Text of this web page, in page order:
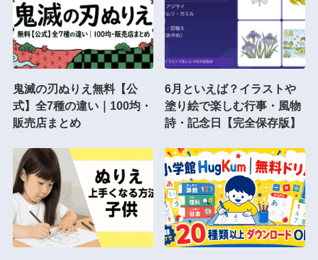
鬼滅の刃ぬりえ無料【公
式】全7種の違い｜100均・
販売店まとめ
6月といえば？イラストや
塗り絵で楽しむ行事・風物
詩・記念日【完全保存版】